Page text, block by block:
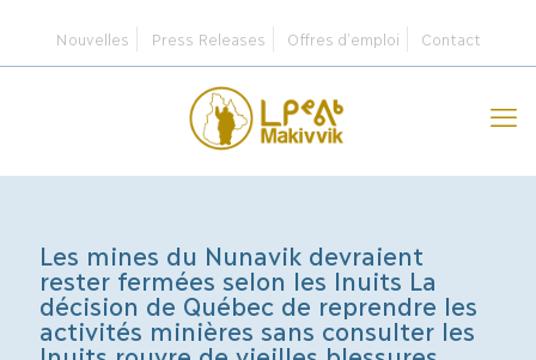
Nouvelles Press Releases Offres d’emploi Contact
Les mines du Nunavik devraient
rester fermées selon les Inuits La
décision de Québec de reprendre les
activités minières sans consulter les